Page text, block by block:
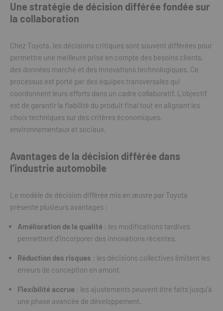
Une stratégie de décision différée fondée sur
la collaboration
Chez Toyota, les décisions critiques sont souvent différées pour
permettre une meilleure prise en compte des besoins clients,
des données marché et des innovations technologiques. Ce
processus est porté par des équipes transversales qui
coordonnent leurs efforts dans un cadre collaboratif. L’objectif
est de garantir la fiabilité du produit final tout en alignant les
choix techniques sur des critères économiques,
environnementaux et sociaux.
Avantages de la décision différée dans
l’industrie automobile
Le modèle de décision différée mis en œuvre par Toyota
présente plusieurs avantages :
Amélioration de la qualité : les modifications tardives
permettent d’incorporer des innovations récentes.
Réduction des risques : les décisions collectives limitent les
erreurs de conception en amont.
Flexibilité accrue : les ajustements peuvent être faits jusqu’à
une phase avancée de développement.